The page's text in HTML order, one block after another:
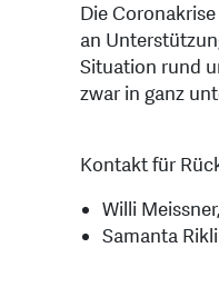
Die
an
Situation rund
zwar in ganz
Kontakt für
Willi
Samanta